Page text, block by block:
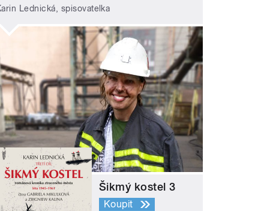
Lednická, spisovatelka
Šikmý kostel 3
Koupit